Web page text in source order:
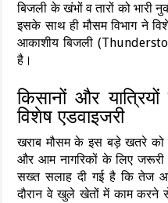
बिजली के खंभों व तारों को भारी
इसके साथ ही मौसम विभाग ने
आकाशीय बिजली
है।
किसानों और
विशेष एडवाइजरी
खराब मौसम के इस बड़े खतरे
और आम नागरिकों के लिए जरूरी
सख्त सलाह दी गई है कि तेज
दौरान वे खुले खेतों में काम करने